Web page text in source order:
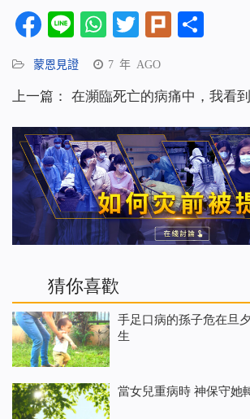
Facebook
LineWhatsApp
Twitter
Plurk
蒙恩見證 7 年 AGO
上一篇： 在瀕臨死亡的病痛中，我看
猜你喜歡
手足口病的孫子危在旦
生
當女兒重病時 神保守她